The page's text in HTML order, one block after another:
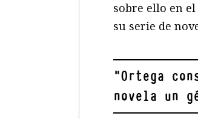
sobre ello en
su serie de
"Ortega
novela un